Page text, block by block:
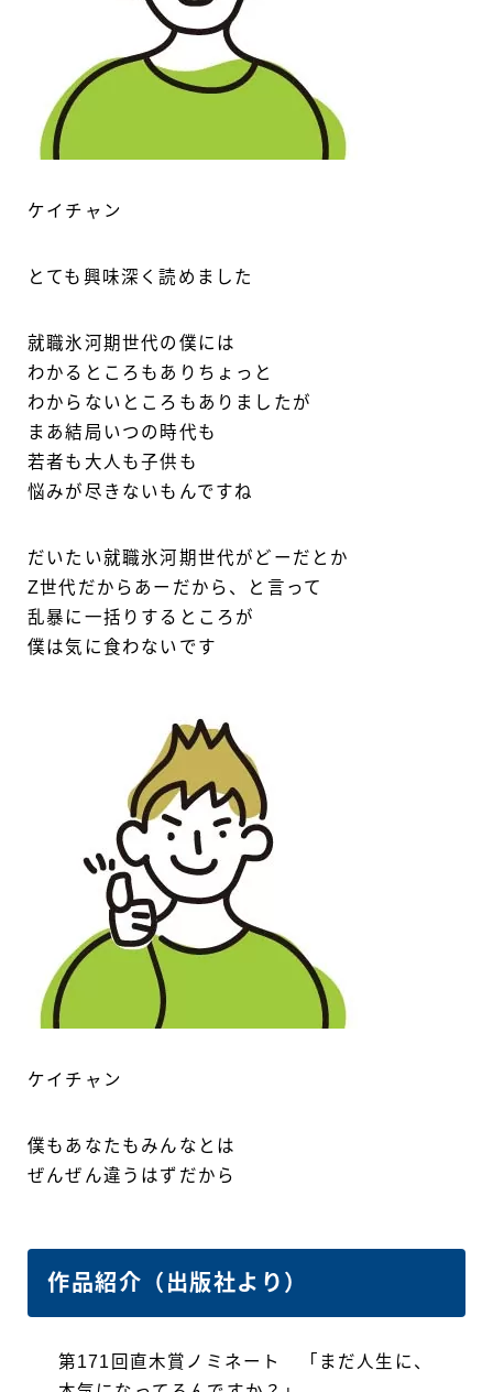
ケイチャン
とても興味深く読めました
就職氷河期世代の僕には
わかるところもありちょっと
わからないところもありましたが
まあ結局いつの時代も
若者も大人も子供も
悩みが尽きないもんですね
だいたい就職氷河期世代がどーだとか
Z世代だからあーだから、と言って
乱暴に一括りするところが
僕は気に食わないです
ケイチャン
僕もあなたもみんなとは
ぜんぜん違うはずだから
作品紹介（出版社より）
第171回直木賞ノミネート 「まだ人生に、